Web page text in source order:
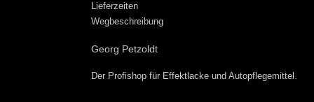
Lieferzeiten
Wegbeschreibung
Georg Petzoldt
Der Profishop für Effektlacke und Autopflegemittel .